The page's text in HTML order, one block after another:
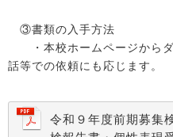
③書類の入手方法
・本校ホームページからダ
話等での依頼にも応じます。
令和９年度前期募